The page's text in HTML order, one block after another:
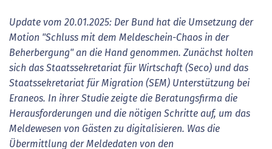
Update vom 20.01.2025: Der Bund hat die Umsetzung der
Motion "Schluss mit dem Meldeschein-Chaos in der
Beherbergung" an die Hand genommen. Zunächst holten
sich das Staatssekretariat für Wirtschaft (Seco) und das
Staatssekretariat für Migration (SEM) Unterstützung bei
Eraneos. In ihrer Studie zeigte die Beratungsfirma die
Herausforderungen und die nötigen Schritte auf, um das
Meldewesen von Gästen zu digitalisieren. Was die
Übermittlung der Meldedaten von den